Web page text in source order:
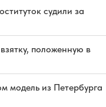
судили за
положенную в
модель из Петербурга